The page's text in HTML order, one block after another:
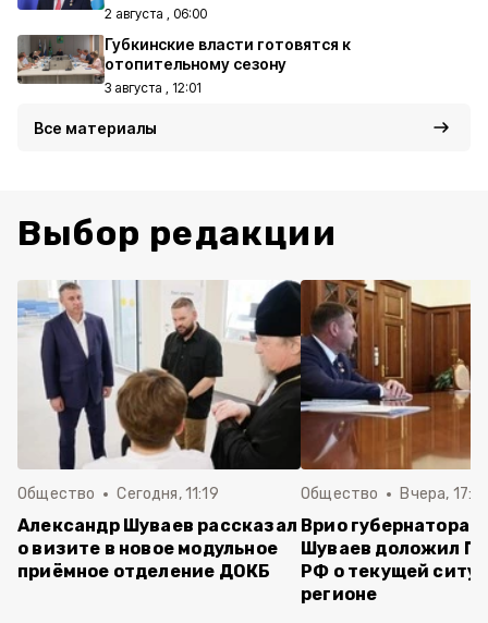
2 августа , 06:00
Губкинские власти готовятся к
отопительному сезону
3 августа , 12:01
Все материалы
Выбор редакции
Общество Сегодня, 11:19
Александр Шуваев рассказал
о визите в новое модульное
приёмное отделение ДОКБ
Общество Вчера,
Врио губернатора
Шуваев доложил
РФ о текущей
регионе